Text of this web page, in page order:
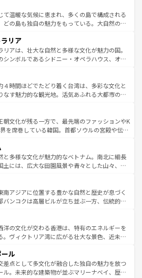
無料で観光を楽しむこともできる。 なお、新
情報はコンテンツ一覧 を参照してほしい。
大都市は、観光、ショッピング、エンターテイ
詰まった刺激的なスポットだ。一方、アメリカ
自然が広がり、グランドキャニオンやイエロー
オーリンズでは、音楽と美食が融合した独特の
。旅行者はアメリカの各地域で異なる魅力を楽
、その多様性と豊かな歴史を感じることができ
旅のスタイルだ。 なお、新着のアメリカ
テンツ一覧を参照してほしい。
て温暖な気候に恵まれ、多くの島で構成される
どの島も独自の魅力をもっている。大自然の神
逃せない。また、定番の観光地といえばオアフ
かな自然を求めるならマウイ島やカウアイ島が
エメラルドグリーンに輝く海をはじめ、豊かな
なしの心で訪れる人々を迎えてくれるハワイの
しいローカルフードやハワイアンミュージッ
なフラダンスなど、すべてがハワイの魅力を彩
ってほしい。 なお、新着のハワイ情報
ツ一覧を参照してほしい。
リア
リアは、壮大な自然と多様な文化が魅力の国。
シンボルであるシドニー・オペラハウス、オー
や大陸中央部にそびえるウルル（エアーズロッ
マニアの美しい原生林やケアンズの熱帯雨林な
ろがたくさん。また、カフェやワイン、オージ
ティビティも充実しており、サーフィンやダイ
イキングなど、アウトドア好きにはたまらな
トラリアの多彩な魅力を存分に味わいつくそ
い。
４時間ほどでたどり着く台湾は、多彩な文化と
なす魅力的な観光地。活気あふれる大都市の台
つな山岳地帯である台湾東部など、都市の喧騒
けさが共存しており、訪れる人に新しい発見と
らしてくれる。また、奥深い台湾の食文化も魅
と評判のスイーツなど、バラエティ豊かな料理
が味わえる。 なお、新着の台湾情報は コンテンツ一覧を参
い。
朝文化が残る一方で、最先端のファッションやK
を席巻している韓国。首都ソウルの宮殿や伝統
足を延ばせば四季折々の自然美を楽しむことが
して、キムチや焼肉、絶品のストリートフード
ざまな韓国料理が待っている。夜には、韓国な
まれながら、韓国の多彩な魅力を心ゆくまで味
わってみてほしい。 なお、新着の韓国情報はコンテンツ一
てほしい。
と多様な文化が魅力的なベトナム。南北に細長
土には、広大な田園風景や青々とした山々、世
と共に伝統が息づく。ハノイの古い町並みやホ
のフランス統治時代の建物も、独特の雰囲気を
いる。また、バラエティの豊かさとおいしさで
ーやバインミー、ベトナムコーヒーなどは、ぜ
わいたい。どの地域を訪れてもあたたかい人々
迎えてくれるので、きっと忘れられない旅にな
い。
南アジアに位置する豊かな自然と歴史が息づく
バンコクは高層ビルが立ち並ぶ一方、伝統的な
差している。北部ではチェンマイなどの山岳地
触れ合い、南部ではプーケットやクラビの美し
リゾート気分を楽しむことができる。タイ料理
候は一年中温暖で、どの季節にも異なる楽しみ
る。親しみやすいタイの人々、仏教を中心とし
して多様な観光資源が、訪れる旅人を魅了し続
洋の文化が交わる香港は、特有のエネルギーを
。ヴィクトリア湾に広がる壮大な景色、近未来
訪れても感動するはず。観光スポットが密集し
率よく見どころを回れるのも魅力。息をのむよ
ら文化的な体験まで、香港を存分に楽しみ尽く
ル
差点として多文化が融合した独自の魅力を放つ
ル。未来的な建築物が並ぶマリーナベイ、歴史